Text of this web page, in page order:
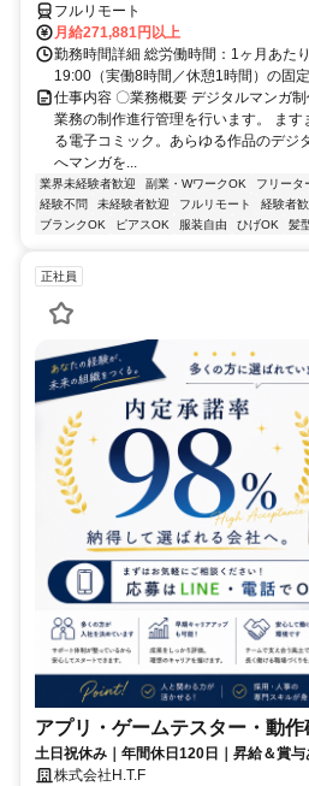
フルリモート
月給271,881円以上
勤務時間詳細 総労働時間：1ヶ月あた
19:00（実働8時間／休憩1時間）の固
仕事内容 〇業務概要 デジタルマンガ
業務の制作進行管理を行います。 ま
る電子コミック。あらゆる作品のデジ
へマンガを...
業界未経験者歓迎 副業・WワークOK フリータ
経験不問
未経験者歓迎 フルリモート 経験者
ブランクOK
ピアスOK 服装自由 ひげOK 髪
正社員
アプリ・ゲームテスター・動
土日祝休み｜年間休日120日｜昇給＆賞
株式会社H.T.F